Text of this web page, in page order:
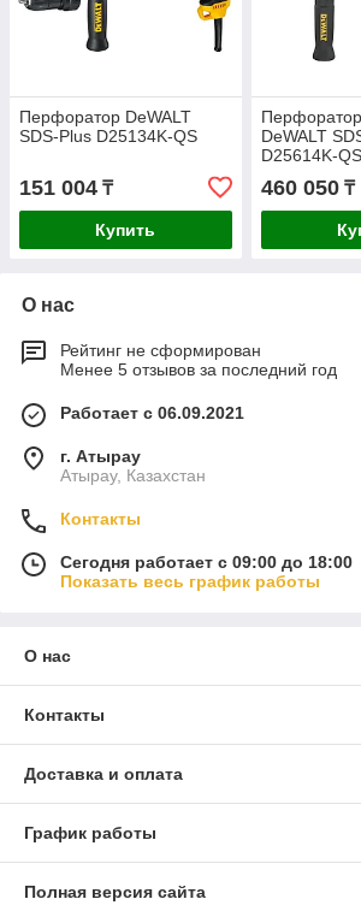
Перфоратор DeWALT
SDS-Plus D25134K-QS
151 004 ₸
Купить
DeWALT
D25614K-QS
460 050₸
О нас
Рейтинг не сформирован
Менее 5 отзывов за последний год
Работает с 06.09.2021
г. Атырау
Атырау, Казахстан
Контакты
Сегодня работает с 09:00 до 18:00
Показать весь график работы
О нас
Контакты
Доставка и оплата
График работы
Полная версия сайта